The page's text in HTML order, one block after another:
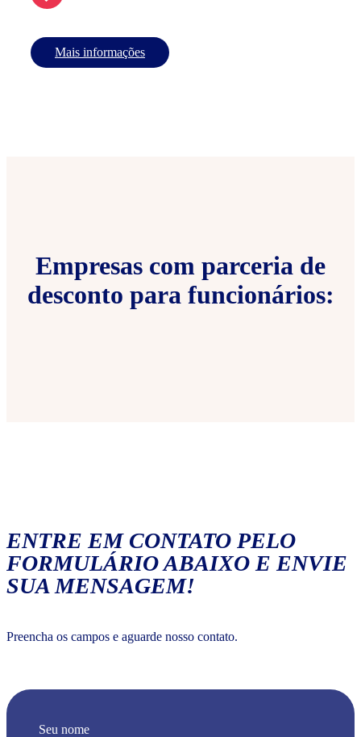
Mais informações
Empresas com parceria de
desconto para funcionários:
ENTRE EM CONTATO PELO
FORMULÁRIO ABAIXO E ENVIE
SUA MENSAGEM!
Preencha os campos e aguarde nosso contato.
Seu nome